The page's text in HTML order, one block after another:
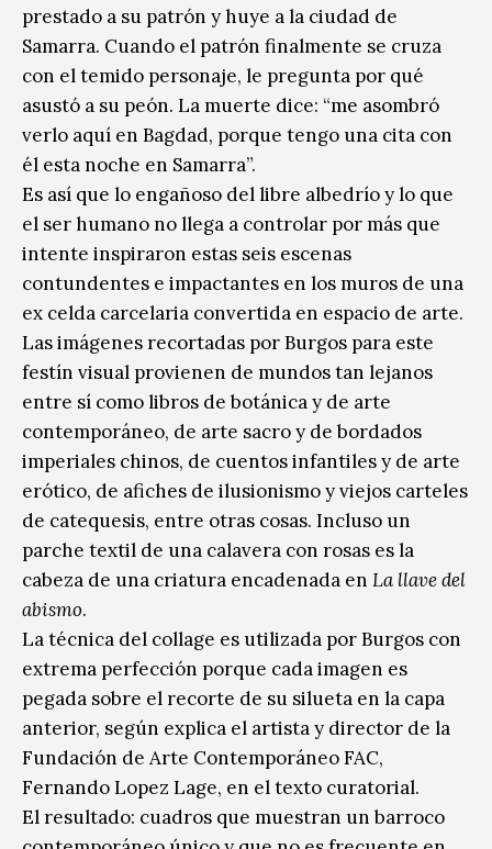
prestado a su patrón y huye a la ciudad de
Samarra. Cuando el patrón finalmente se cruza
con el temido personaje, le pregunta por qué
asustó a su peón. La muerte dice: “me asombró
verlo aquí en Bagdad, porque tengo una cita con
él esta noche en Samarra”.
Es así que lo engañoso del libre albedrío y lo que
el ser humano no llega a controlar por más que
intente inspiraron estas seis escenas
contundentes e impactantes en los muros de una
ex celda carcelaria convertida en espacio de arte.
Las imágenes recortadas por Burgos para este
festín visual provienen de mundos tan lejanos
entre sí como libros de botánica y de arte
contemporáneo, de arte sacro y de bordados
imperiales chinos, de cuentos infantiles y de arte
erótico, de afiches de ilusionismo y viejos carteles
de catequesis, entre otras cosas. Incluso un
parche textil de una calavera con rosas es la
cabeza de una criatura encadenada en La llave del
abismo.
La técnica del collage es utilizada por Burgos con
extrema perfección porque cada imagen es
pegada sobre el recorte de su silueta en la capa
anterior, según explica el artista y director de la
Fundación de Arte Contemporáneo FAC,
Fernando Lopez Lage, en el texto curatorial.
El resultado: cuadros que muestran un barroco